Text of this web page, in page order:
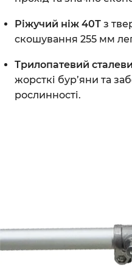
Ріжучий ніж 40Т з
скошування 255 мм
Трилопатевий
жорсткі бур’яни та
рослинності.